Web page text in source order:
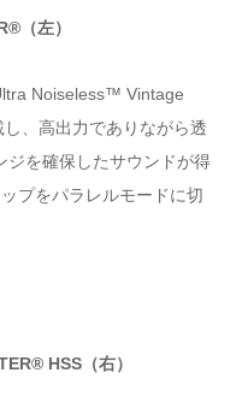
（左）
Noiseless™ Vintage
、高出力でありながら透
ジを確保したサウンドが得
プをパラレルモードに切
HSS（右）